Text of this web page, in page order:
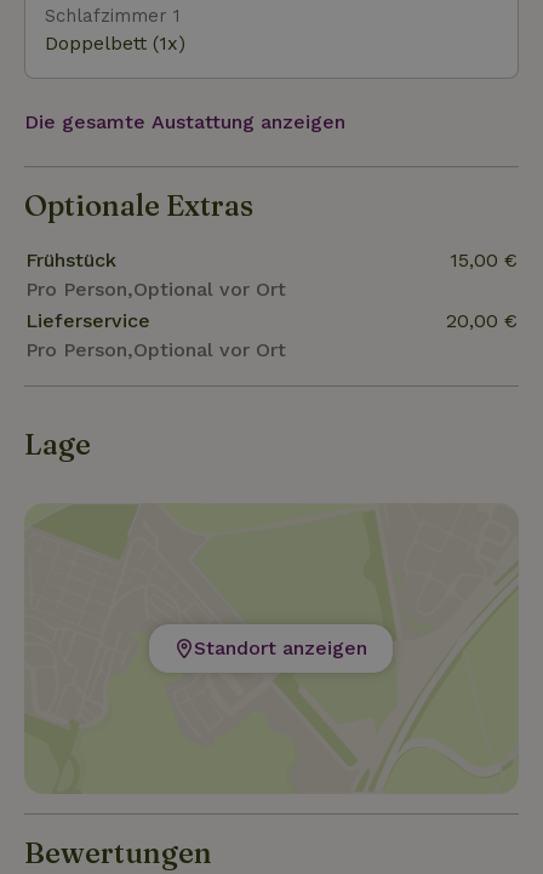
Natur. Rauchen ist im Ferienhaus und im Vor- und
Hintergarten nicht erlaubt. Große und mittelgroße
Hunde sind herzlich willkommen. Kleine Hunde
keine Lärmbelästigung verursachen.
Schlafzimmer 1
Doppelbett (1x)
Die gesamte Austattung anzeigen
Optionale Extras
Frühstück
Pro Person,Optional vor Ort
15,00 €
Lieferservice
Pro Person,Optional vor Ort
20,00 €
Lage
Standort anzeigen
Bewertungen